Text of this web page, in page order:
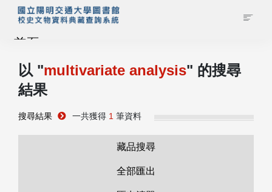
首頁
藏品查詢
校史館簡介
以 "multivariate analysis" 的搜尋
結果
搜尋結果 一共獲得 1 筆資料
藏品搜尋
全部匯出